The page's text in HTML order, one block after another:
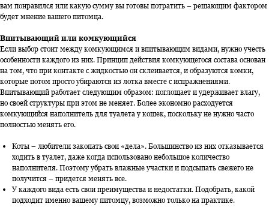
вам понравился или какую сумму вы готовы потратить – решающим фактором
будет мнение вашего питомца.
Впитывающий или комкующийся
Если выбор стоит между комкующимся и впитывающим видами, нужно учесть
особенности каждого из них. Принцип действия комкующегося состава основан
на том, что при контакте с жидкостью он склеивается, и образуются комки,
которые потом просто убираются из лотка вместе с испражнениями.
Впитывающий работает следующим образом: поглощает и удерживает влагу,
но своей структуры при этом не меняет. Более экономно расходуется
комкующийся наполнитель для туалета у кошек, поскольку не нужно часто
полностью менять его.
Коты – любители закопать свои «дела». Большинство из них отказывается
ходить в туалет, даже когда использовано небольшое количество
наполнителя. Поэтому убрать влажные участки и подсыпать свежего не
получится – придется менять все.
У каждого вида есть свои преимущества и недостатки. Подобрать, какой
подходит именно вашему питомцу, возможно только на практике.